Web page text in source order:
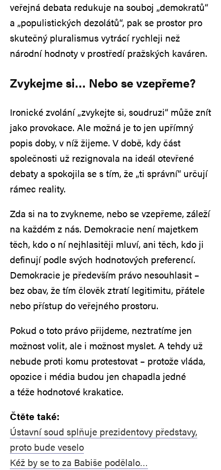
veřejná debata redukuje na souboj „demokratů“
a „populistických dezolátů“, pak se prostor pro
skutečný pluralismus vytrácí rychleji než
národní hodnoty v prostředí pražských kaváren.
Zvykejme si… Nebo se vzepřeme?
Ironické zvolání „zvykejte si, soudruzi“ může znít
jako provokace. Ale možná je to jen upřímný
popis doby, v níž žijeme. V době, kdy část
společnosti už rezignovala na ideál otevřené
debaty a spokojila se s tím, že „ti správní“ určují
rámec reality.
Zda si na to zvykneme, nebo se vzepřeme, záleží
na každém z nás. Demokracie není majetkem
těch, kdo o ní nejhlasitěji mluví, ani těch, kdo ji
definují podle svých hodnotových preferencí.
Demokracie je především právo nesouhlasit –
bez obav, že tím člověk ztratí legitimitu, přátele
nebo přístup do veřejného prostoru.
Pokud o toto právo přijdeme, neztratíme jen
možnost volit, ale i možnost myslet. A tehdy už
nebude proti komu protestovat – protože vláda,
opozice i média budou jen chapadla jedné
a téže hodnotové krakatice.
Čtěte také:
Ústavní soud splňuje prezidentovy představy,
proto bude veselo
Kéž by se to za Babiše podělalo…